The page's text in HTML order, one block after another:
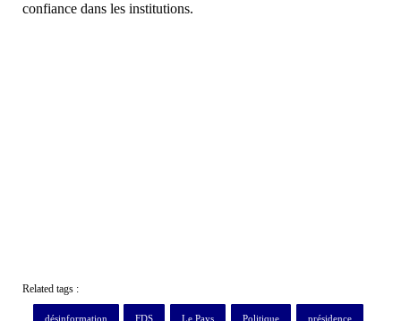
confiance dans les institutions.
Related tags :
désinformation FDS Le Pays Politique présidence